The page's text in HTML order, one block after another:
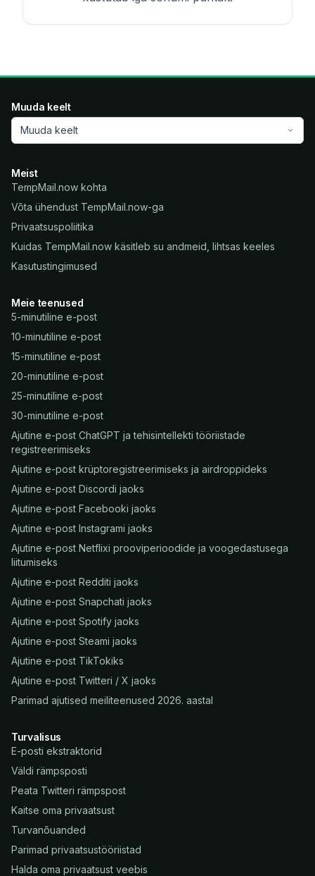
Muuda keelt
Muuda keelt
Meist
TempMail.now kohta
Võta ühendust TempMail.now-ga
Privaatsuspoliitika
Kuidas TempMail.now käsitleb su andmeid, lihtsas keeles
Kasutustingimused
Meie teenused
5-minutiline e-post
10-minutiline e-post
15-minutiline e-post
20-minutiline e-post
25-minutiline e-post
30-minutiline e-post
Ajutine e-post ChatGPT ja tehisintellekti tööriistade
registreerimiseks
Ajutine e-post krüptoregistreerimiseks ja airdroppideks
Ajutine e-post Discordi jaoks
Ajutine e-post Facebooki jaoks
Ajutine e-post Instagrami jaoks
Ajutine e-post Netflixi prooviperioodide ja voogedastusega
liitumiseks
Ajutine e-post Redditi jaoks
Ajutine e-post Snapchati jaoks
Ajutine e-post Spotify jaoks
Ajutine e-post Steami jaoks
Ajutine e-post TikTokiks
Ajutine e-post Twitteri / X jaoks
Parimad ajutised meiliteenused 2026. aastal
Turvalisus
E-posti ekstraktorid
Väldi rämpsposti
Peata Twitteri rämpspost
Kaitse oma privaatsust
Turvanõuanded
Parimad privaatsustööriistad
Halda oma privaatsust veebis